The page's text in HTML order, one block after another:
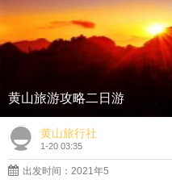
黄山旅游攻略二日游
黄山旅行社
1-20 03:35
出发时间：2021年5